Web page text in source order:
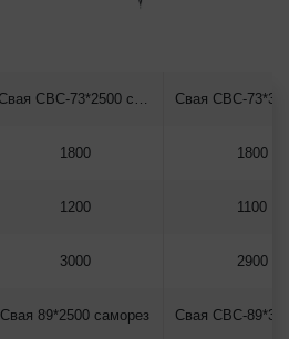
1800
1200
3000
1800
1100
2900
Свая 89*2500 саморез